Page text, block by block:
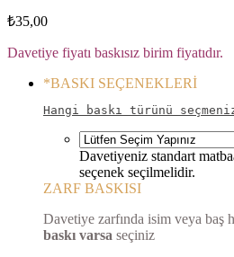
₺35,00
Davetiye fiyatı baskısız birim fiyatıdır.
*BASKI SEÇENEKLERİ
Hangi baskı türünü
Davetiyeniz standart
seçenek seçilmelidir.
ZARF BASKISI
Davetiye zarfında isim veya baş
baskı varsa seçiniz